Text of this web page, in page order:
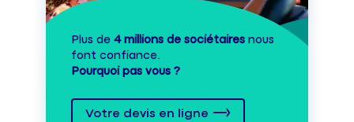
Plus de 4 millions de sociétaires nous
font confiance.
Pourquoi pas vous ?
Votre devis en ligne